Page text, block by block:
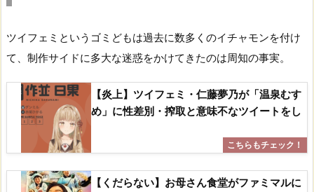
ツイフェミというゴミどもは過去に数多くのイチャモンを付け
て、制作サイドに多大な迷惑をかけてきたのは周知の事実。
【炎上】ツイフェミ・仁藤夢乃が「温泉むす
め」に性差別・搾取と意味不なツイートをし
【くだらない】お母さん食堂がファミマルに